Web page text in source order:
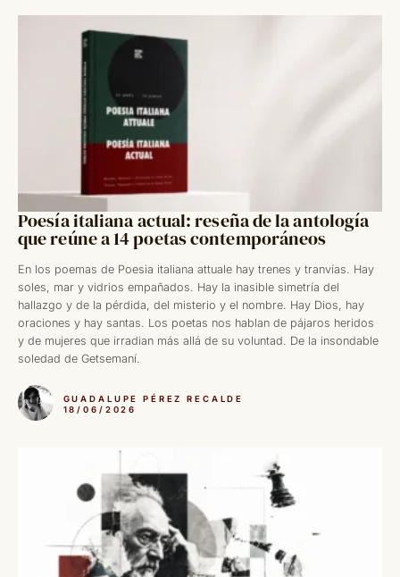
Poesía italiana actual: reseña de la antología
que reúne a 14 poetas contemporáneos
En los poemas de Poesia italiana attuale hay trenes y tranvías. Hay
soles, mar y vidrios empañados. Hay la inasible simetría del
hallazgo y de la pérdida, del misterio y el nombre. Hay Dios, hay
oraciones y hay santas. Los poetas nos hablan de pájaros heridos
y de mujeres que irradian más allá de su voluntad. De la insondable
soledad de Getsemaní.
GUADALUPE PÉREZ RECALDE
18/06/2026